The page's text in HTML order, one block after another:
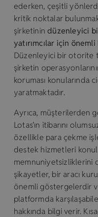
ederken, çeşitli
kritik noktalar
şirketinindüzenleyici
yatırımcılar için
Düzenleyici bir otorite
şirketin
koruması konularında
yaratmaktadır.
Ayrıca, müşterilerden
Lotas’ın itibarını
özellikle para çekme
destek hizmetleri
memnuniyetsizliklerini
şikayetler, bir aracı
önemli göstergelerdir
platformda
hakkında bilgi verir.